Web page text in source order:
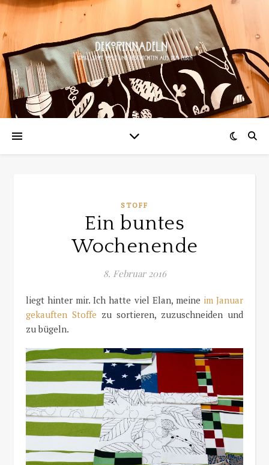
STOFF
Ein buntes
Wochenende
8. Februar 2016
liegt hinter mir. Ich hatte viel Elan, meine im Januar
gekauften Stoffe zu sortieren, zuzuschneiden und
zu bügeln.